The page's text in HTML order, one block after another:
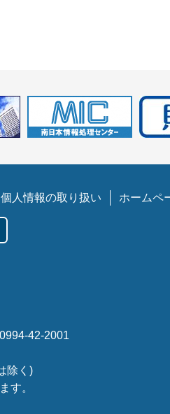
個人情報の取り扱い ホームペ
42-2001
除く)
す。